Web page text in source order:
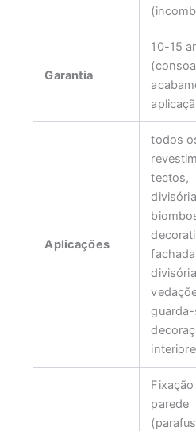
Garantia
10-15
Aplicações
todos
tectos,
parede